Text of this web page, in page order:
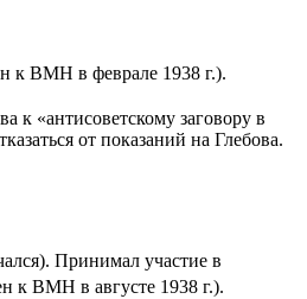
к ВМН в феврале 1938 г.).
к «антисоветскому заговору в
от показаний на Глебова.
Принимал участие в
к ВМН в августе 1938 г.).